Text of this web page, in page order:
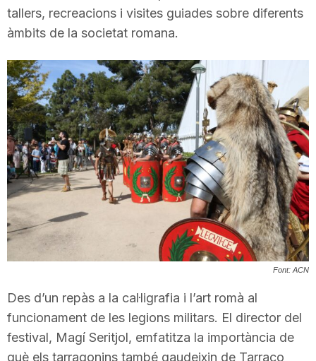
t
e
T
a
r
tallers, recreacions i visites guiades sobre diferents
àmbits de la societat romana.
Font: ACN
Des d’un repàs a la cal·ligrafia i l’art romà al
funcionament de les legions militars. El director del
festival, Magí Seritjol, emfatitza la importància de
què els tarragonins també gaudeixin de Tarraco